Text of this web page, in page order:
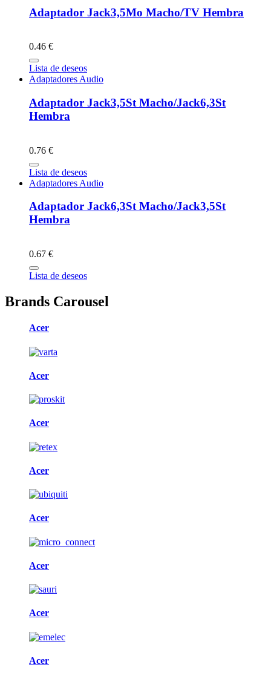
Adaptador Jack3,5Mo Macho/TV Hembra
0.46 €
Lista de deseos
Adaptadores Audio
Adaptador Jack3,5St Macho/Jack6,3St
Hembra
0.76 €
Lista de deseos
Adaptadores Audio
Adaptador Jack6,3St Macho/Jack3,5St
Hembra
0.67 €
Lista de deseos
Brands Carousel
Acer
Acer
Acer
Acer
Acer
Acer
Acer
Acer